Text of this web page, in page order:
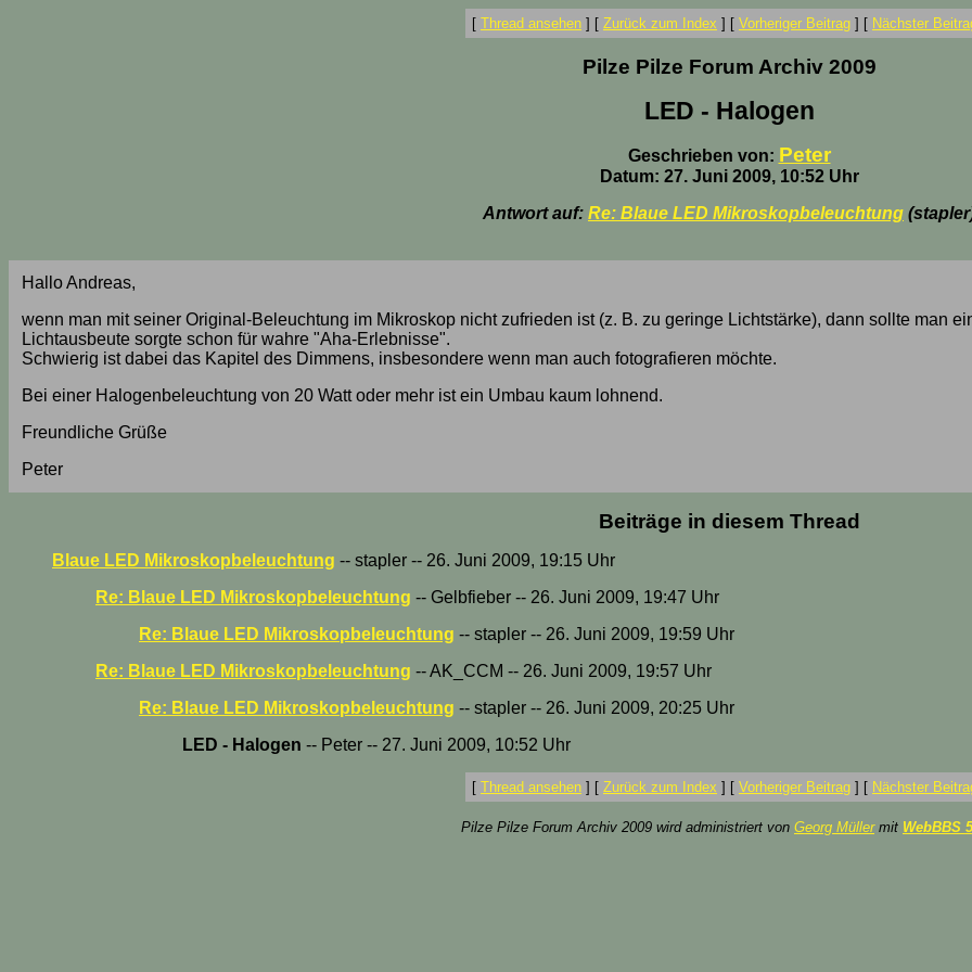
[ Thread ansehen ] [ Zurück zum Index ] [ Vorheriger Beitrag ] [ Nächster
Pilze Pilze Forum Archiv 2009
LED - Halogen
Geschrieben von: Peter
Datum: 27. Juni 2009, 10:52 Uhr
Antwort auf: Re: Blaue LED Mikroskopbeleuchtung
Hallo Andreas,
wenn man mit seiner Original-Beleuchtung im Mikroskop nicht zufrieden ist (z. B. zu geringe Lichtstärke), dann sollte man
Lichtausbeute sorgte schon für wahre "Aha-Erlebnisse".
Schwierig ist dabei das Kapitel des Dimmens, insbesondere wenn man auch fotografieren möchte.
Bei einer Halogenbeleuchtung von 20 Watt oder mehr ist ein Umbau kaum lohnend.
Freundliche Grüße
Peter
Beiträge in diesem Thread
Blaue LED Mikroskopbeleuchtung -- stapler -- 26. Juni 2009, 19:15 Uhr
Re: Blaue LED Mikroskopbeleuchtung -- Gelbfieber -- 26. Juni 2009, 19:47 Uhr
Re: Blaue LED Mikroskopbeleuchtung -- stapler -- 26. Juni 2009, 19:59 Uhr
Re: Blaue LED Mikroskopbeleuchtung -- AK_CCM -- 26. Juni 2009, 19:57 Uhr
Re: Blaue LED Mikroskopbeleuchtung -- stapler -- 26. Juni 2009, 20:25 Uhr
LED - Halogen -- Peter -- 27. Juni 2009, 10:52 Uhr
[ Thread ansehen ] [ Zurück zum Index ] [ Vorheriger Beitrag ] [ Nächster
Pilze Pilze Forum Archiv 2009 wird administriert von Georg Müllermit WebBBS